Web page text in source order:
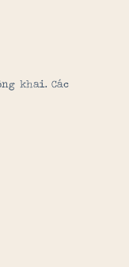
khai. Các